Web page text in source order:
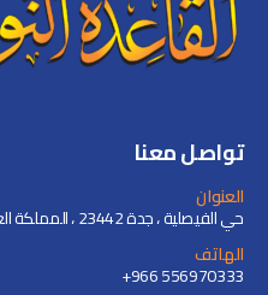
تواصل معنا
العنوان
حي الفيصلية ، جدة 23442 ، المملكة العربية السعودية
الهاتف
+966 556970333